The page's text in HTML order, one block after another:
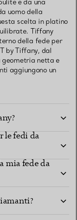
e da una
uomo della
scelta in platino
Tiffany
della fede per
by Tiffany, dal
netta e
aggiungono un
le fedi da
mia fede da